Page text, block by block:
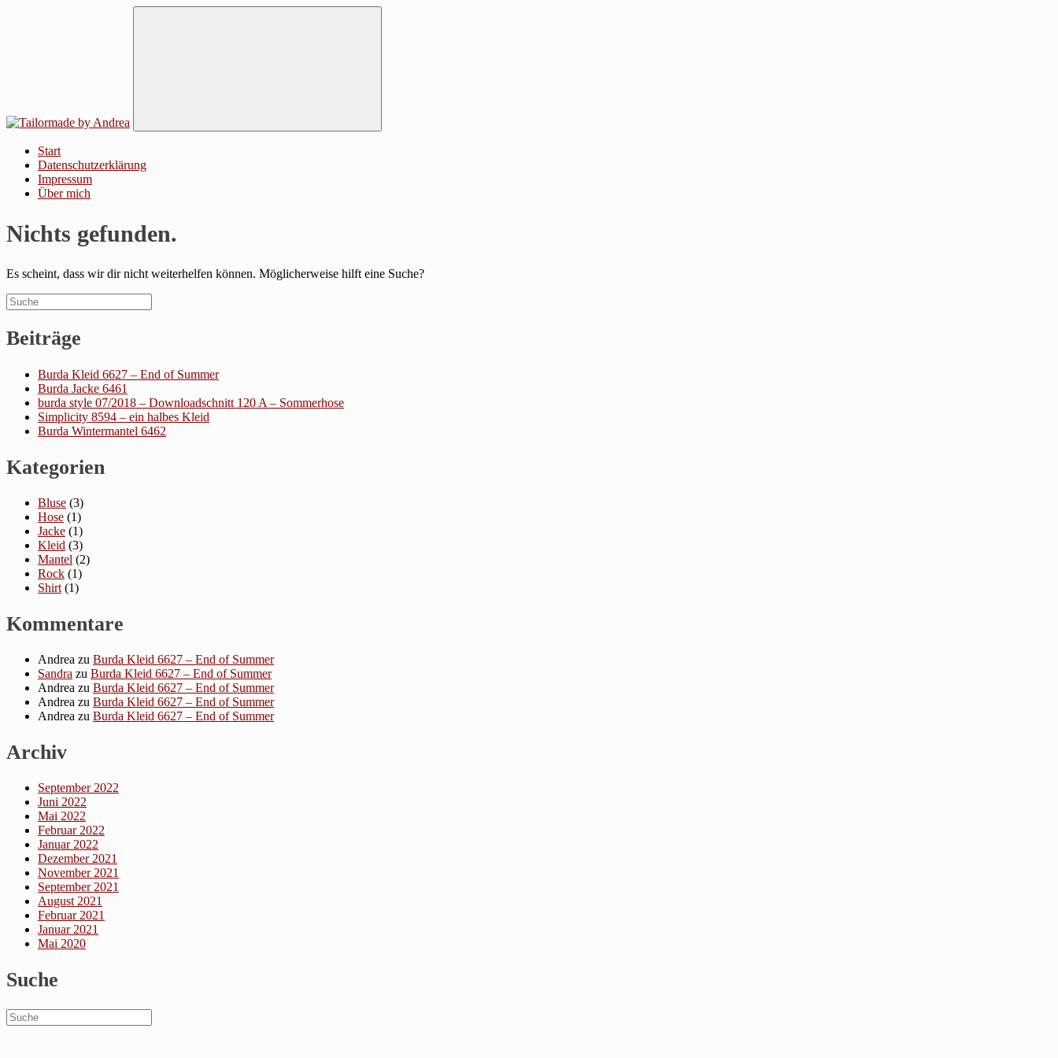
Tailormade by Andrea
Start
Datenschutzerklärung
Impressum
Über mich
Nichts gefunden.
Es scheint, dass wir dir nicht weiterhelfen können. Möglicherweise hilft eine Suche?
Suche
für:
Beiträge
Burda Kleid 6627 – End of Summer
Burda Jacke 6461
burda style 07/2018 – Downloadschnitt 120 A – Sommerhose
Simplicity 8594 – ein halbes Kleid
Burda Wintermantel 6462
Kategorien
Bluse (3)
Hose (1)
Jacke (1)
Kleid (3)
Mantel (2)
Rock (1)
Shirt (1)
Kommentare
Andrea zu Burda Kleid 6627 – End of Summer
Sandra zu Burda Kleid 6627 – End of Summer
Andrea zu Burda Kleid 6627 – End of Summer
Andrea zu Burda Kleid 6627 – End of Summer
Andrea zu Burda Kleid 6627 – End of Summer
Archiv
September 2022
Juni 2022
Mai 2022
Februar 2022
Januar 2022
Dezember 2021
November 2021
September 2021
August 2021
Februar 2021
Januar 2021
Mai 2020
Suche
Suche
für:
Suchen